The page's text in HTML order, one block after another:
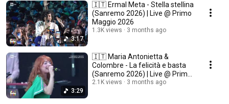
3:17
🇮🇹 Ermal Meta - Stella stellina
(Sanremo 2026) | Live @ Primo
Maggio 2026
1.3K views 3 months ago
3:29
🇮🇹 Maria Antonietta &
Colombre - La felicità e basta
(Sanremo 2026) | Live @ Primo
Maggio 2026
2.1K views 3 months ago